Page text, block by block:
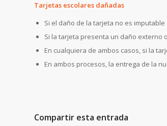
Tarjetas escolares dañadas
Si el daño de la tarjeta no es
Si la tarjeta presenta un daño externo
En cualquiera de ambos casos, si la
En ambos procesos, la entrega de la
Compartir esta entrada